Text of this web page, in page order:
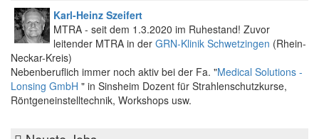
Karl-Heinz Szeifert
MTRA - seit dem 1.3.2020 im Ruhestand! Zuvor
leitender MTRA in der GRN-Klinik Schwetzingen (Rhein-
Neckar-Kreis)
Nebenberuflich immer noch aktiv bei der Fa. "Medical Solutions -
Lonsing GmbH " in Sinsheim Dozent für Strahlenschutzkurse,
Röntgeneinstelltechnik, Workshops usw.